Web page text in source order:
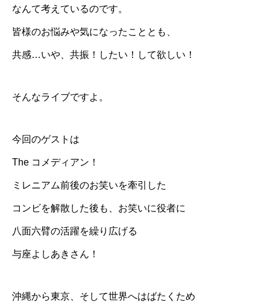
なんて考えているのです。
皆様のお悩みや気になったこととも、
共感…いや、共振！したい！して欲しい！
そんなライブですよ。
今回のゲストは
The コメディアン！
ミレニアム前後のお笑いを牽引した
コンビを解散した後も、お笑いに役者に
八面六臂の活躍を繰り広げる
与座よしあきさん！
沖縄から東京、そして世界へはばたくため